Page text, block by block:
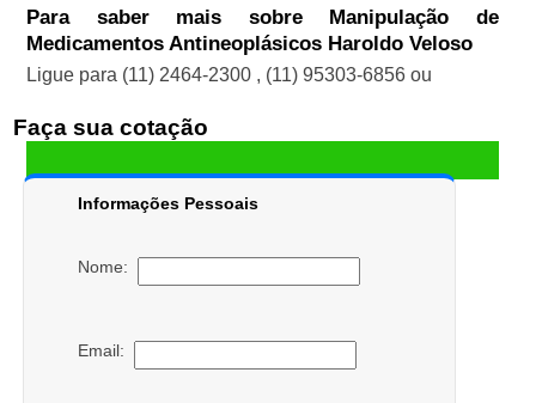
Para saber mais sobre Manipulação de
Medicamentos Antineoplásicos Haroldo Veloso
Ligue para (11) 2464-2300 , (11) 95303-6856 ou
Faça sua cotação
Informações Pessoais
Nome:
Email: